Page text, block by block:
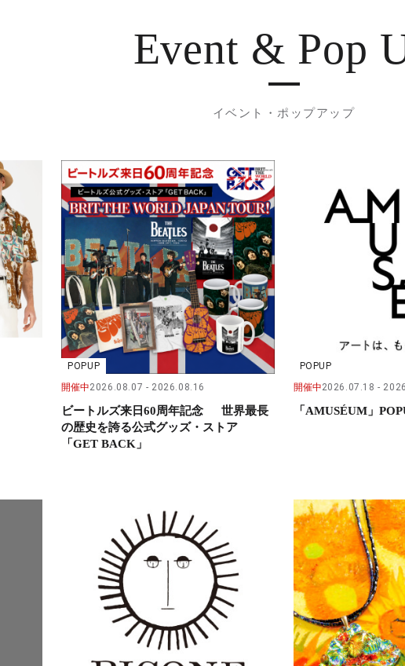
Event & Pop
イベント・ポップアップ
POPUP
開催中2026.08.07 2026.08.16
ビートルズ来日60周年記念 世界最長
の歴史を誇る公式グッズ・ストア
「GET BACK」
POPUP
開催中2026.07.18
「AMUSÉUM」